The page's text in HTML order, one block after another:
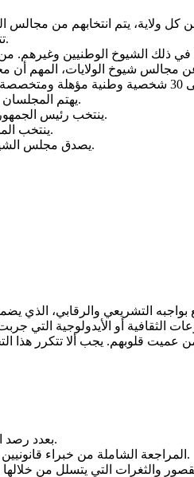
تتكون البرلمانات القومي والولائية من مجلسين، هما مجلس النواب ومجلس الشيوخ.
يهتم المجلسان (النواب والشيوخ) بتلبية الطموحات الوطنية لإجراء انتخابات ديمقراطية في موعدها.
ينتخب رئيس الجمهورية بواسطة مجلس النواب من بين أعضائه لمدة 4 سنوات قابلة للتجديد لمرة واحدة.
ينتخب المجلس الولائي حاكما للولاية من بين أعضائه لمدة 4 سنوات قابلة للتجديد لمرة واحدة.
يصدق مجلس الشيوخ القومي على جميع القرارات الولائية والقومية في القراءة النهائية وفقًا للدستور.
التشريعي والرقابي، الذي يضمن
الثقافية أو الأيدولوجية
بعدد رصد العديد من العيوب في قانون الانتخابات، مقاربتها بالقوانين في الجمهوريات الفدرالية.
المراجعة الشاملة من خبراء قانونيين يتم التحقق من حيدتهم وعدم وجود انتماءات سياسية أو علاقات مع جهات مشبوهة.